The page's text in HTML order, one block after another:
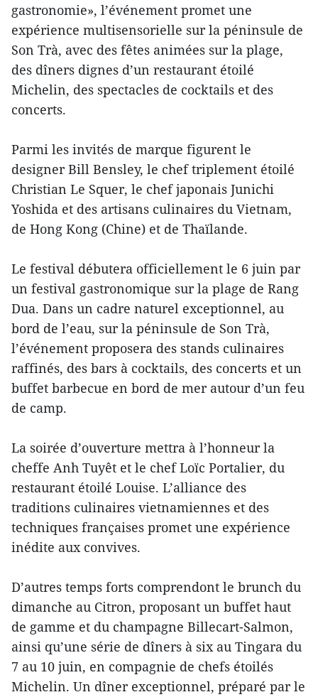
gastronomie», l’événement promet une
expérience multisensorielle sur la péninsule de
Son Trà, avec des fêtes animées sur la plage,
des dîners dignes d’un restaurant étoilé
Michelin, des spectacles de cocktails et des
concerts.
Parmi les invités de marque figurent le
designer Bill Bensley, le chef triplement étoilé
Christian Le Squer, le chef japonais Junichi
Yoshida et des artisans culinaires du Vietnam,
de Hong Kong (Chine) et de Thaïlande.
Le festival débutera officiellement le 6 juin par
un festival gastronomique sur la plage de Rang
Dua. Dans un cadre naturel exceptionnel, au
bord de l’eau, sur la péninsule de Son Trà,
l’événement proposera des stands culinaires
raffinés, des bars à cocktails, des concerts et un
buffet barbecue en bord de mer autour d’un feu
de camp.
La soirée d’ouverture mettra à l’honneur la
cheffe Anh Tuyêt et le chef Loïc Portalier, du
restaurant étoilé Louise. L’alliance des
traditions culinaires vietnamiennes et des
techniques françaises promet une expérience
inédite aux convives.
D’autres temps forts comprendont le brunch du
dimanche au Citron, proposant un buffet haut
de gamme et du champagne Billecart-Salmon,
ainsi qu’une série de dîners à six au Tingara du
7 au 10 juin, en compagnie de chefs étoilés
Michelin. Un dîner exceptionnel, préparé par le